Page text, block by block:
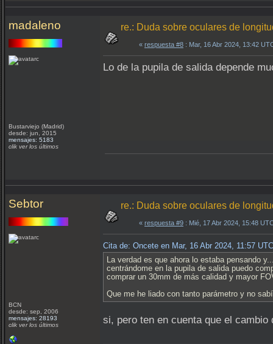
madaleno
Bustarviejo (Madrid)
desde: jun, 2015
mensajes: 5183
clik ver los últimos
re.: Duda sobre oculares de
« respuesta #8 : Mar, 16 Abr 2024, 13:42
Lo de la pupila de salida depende
Sebtor
BCN
desde: sep, 2006
mensajes: 28193
clik ver los últimos
re.: Duda sobre oculares de
« respuesta #9 : Mié, 17 Abr 2024, 15:48
Cita de: Oncete en Mar, 16 Abr 2024, 11:57 UTC
La verdad es que ahora lo estaba pensando
centrándome en la pupila de salida puedo
comprar un 30mm de más calidad y mayor
Que me he liado con tanto parámetro y no
si, pero ten en cuenta que el